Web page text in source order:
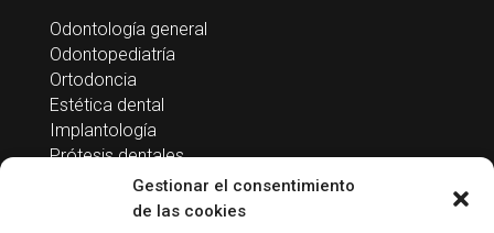
Gestionar el consentimiento
de las cookies
Odontología general
Odontopediatría
Ortodoncia
Estética dental
Implantología
Prótesis dentales
Endodoncia
Periodoncia